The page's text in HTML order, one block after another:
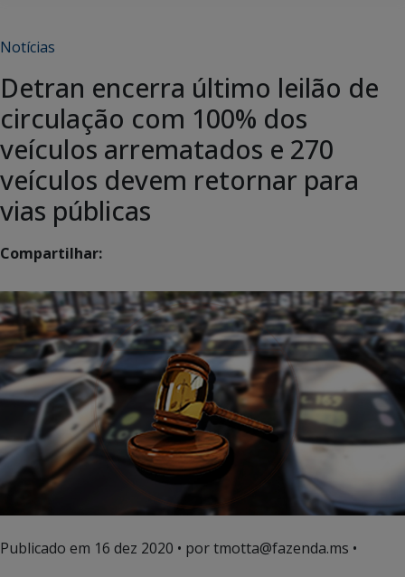
Notícias
Detran encerra último leilão de
circulação com 100% dos
veículos arrematados e 270
veículos devem retornar para
vias públicas
Compartilhar:
Publicado em 16 dez 2020 • por tmotta@fazenda.ms •